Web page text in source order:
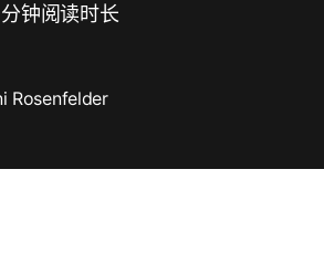
钟阅读时长
Rosenfelder